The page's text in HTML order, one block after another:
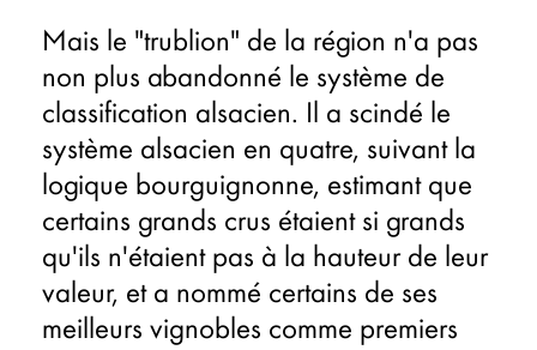
Mais le "trublion" de la région n'a pas
non plus abandonné le système de
classification alsacien. Il a scindé le
système alsacien en quatre, suivant la
logique bourguignonne, estimant que
certains grands crus étaient si grands
qu'ils n'étaient pas à la hauteur de leur
valeur, et a nommé certains de ses
meilleurs vignobles comme premiers